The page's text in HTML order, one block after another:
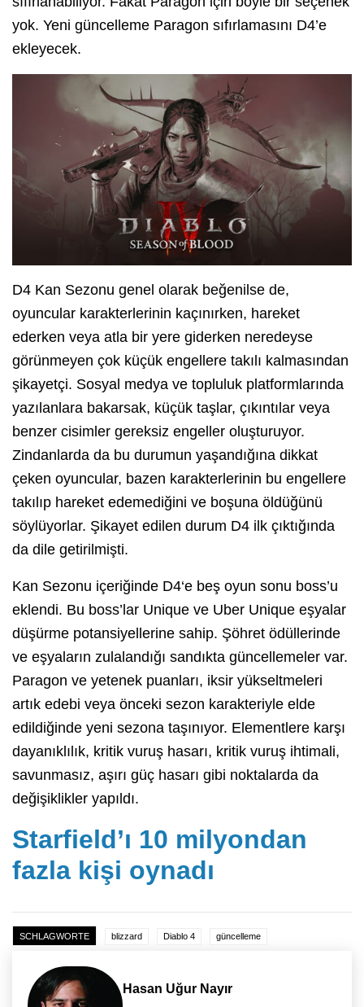
yok. Yeni güncelleme Paragon sıfırlamasını D4’e
ekleyecek.
D4 Kan Sezonu genel olarak beğenilse de,
oyuncular karakterlerinin kaçınırken, hareket
ederken veya atla bir yere giderken neredeyse
görünmeyen çok küçük engellere takılı kalmasından
şikayetçi. Sosyal medya ve topluluk platformlarında
yazılanlara bakarsak, küçük taşlar, çıkıntılar veya
benzer cisimler gereksiz engeller oluşturuyor.
Zindanlarda da bu durumun yaşandığına dikkat
çeken oyuncular, bazen karakterlerinin bu engellere
takılıp hareket edemediğini ve boşuna öldüğünü
söylüyorlar. Şikayet edilen durum D4 ilk çıktığında
da dile getirilmişti.
Kan Sezonu içeriğinde D4‘e beş oyun sonu boss’u
eklendi. Bu boss’lar Unique ve Uber Unique eşyalar
düşürme potansiyellerine sahip. Şöhret ödüllerinde
ve eşyaların zulalandığı sandıkta güncellemeler var.
Paragon ve yetenek puanları, iksir yükseltmeleri
artık edebi veya önceki sezon karakteriyle elde
edildiğinde yeni sezona taşınıyor. Elementlere karşı
dayanıklılık, kritik vuruş hasarı, kritik vuruş ihtimali,
savunmasız, aşırı güç hasarı gibi noktalarda da
değişiklikler yapıldı.
Starfield’ı 10 milyondan
fazla kişi oynadı
SCHLAGWORTE blizzard Diablo 4 güncelleme
Hasan Uğur Nayır